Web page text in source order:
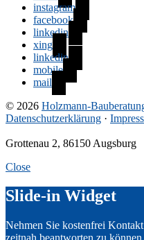
instagram
facebook
linkedin
xing
linkedin
mobile
mail
© 2026 Holzmann-
Datenschutzerklärung ·
Grottenau 2, 86150 Augsburg
Close
Slide-in Widget
Nehmen Sie kostenfrei